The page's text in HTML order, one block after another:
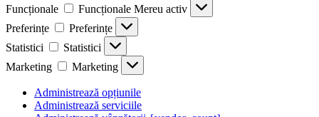
Funcționale
Funcționale Mereu activ
Preferințe
Preferințe
Statistici
Statistici
Marketing
Marketing
Administrează opțiunile
Administrează serviciile